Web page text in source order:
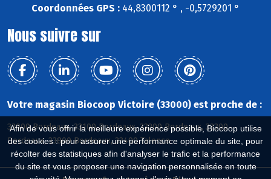
Afin de vous offrir la meilleure expérience possible, Biocoop utilise
des cookies : pour assurer une performance optimale du site, pour
récolter des statistiques afin d'analyser le trafic et la performance
du site et vous proposer une navigation personnalisée en toute
Coordonnées GPS : 44,8300112 ° , -0,5729201 °
Nous suivre sur
Votre magasin Biocoop Victoire (33000) est proche de :
33000 Bordeaux, 33100 Bordeaux, 33200 Bordeaux, 33300
Bordeaux, 33800 Bordeaux, 33400 Talence